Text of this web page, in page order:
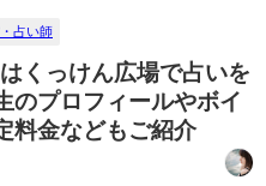
占い師
くっけん広場で占いを
のプロフィールやボイ
料金などもご紹介